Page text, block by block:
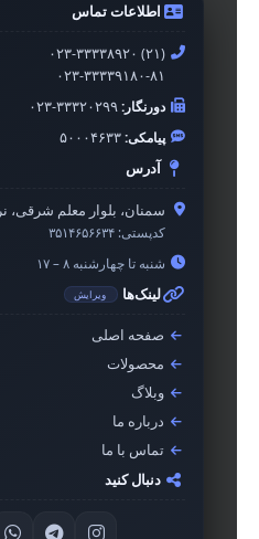
اطلاعات تماس
۰۲۳-۳۳۳۳۸۹۲۰ (۲۱)
۰۲۳-۳۳۳۳۹۱۸۰-۸۱
دورنگار:۰۲۳-۳۳۳۲۰۲۹۹
پیامکی:۵۰۰۰۴۶۳۳
آدرس
سمنان، بلوار معلم شرقی،
کدپستی: ۳۵۱۴۶۵۶۶۳۴
شنبه تا چهارشنبه ۸ – ۱۷
لینک‌ها ویرایش
صفحه اصلی
محصولات
وبلاگ
درباره ما
تماس با ما
دنبال کنید